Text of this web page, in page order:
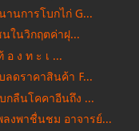
นการโบกไก่ G...
ในวิกฤตค่าฝุ...
อ ง ท ะ เ ...
ลดราคาสินค้า F...
กลืนโคคาอีนถึง ...
งพาชื่นชม อาจารย์...